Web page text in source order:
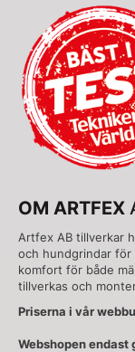
OM ARTFEX
Artfex AB tillverkar
och hundgrindar
komfort för både
tillverkas och
Priserna i vår
Webshopen